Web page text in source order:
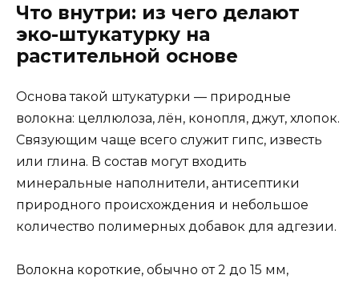
Что внутри: из чего делают
эко-штукатурку на
растительной основе
Основа такой штукатурки — природные
волокна: целлюлоза, лён, конопля, джут, хлопок.
Связующим чаще всего служит гипс, известь
или глина. В состав могут входить
минеральные наполнители, антисептики
природного происхождения и небольшое
количество полимерных добавок для адгезии.
Волокна короткие, обычно от 2 до 15 мм,